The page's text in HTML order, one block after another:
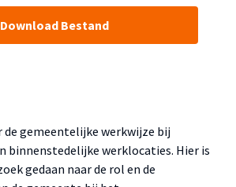
Download Bestand
de gemeentelijke werkwijze bij
binnenstedelijke werklocaties. Hier is
gedaan naar de rol en de